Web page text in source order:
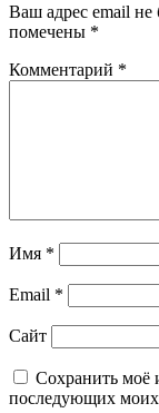
Ваш адрес email не
помечены *
Комментарий *
Имя *
Email *
Сайт
Сохранить моё
последующих